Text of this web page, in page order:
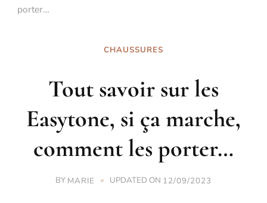
porter…
CHAUSSURES
Tout savoir sur les
Easytone, si ça marche,
comment les porter…
BY MARIE UPDATED ON 12/09/2023